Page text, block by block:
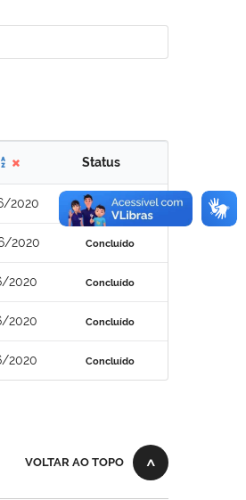
Status
2020 Concluído
2020 Concluído
2020 Concluído
2020 Concluído
2020 Concluído
VOLTAR AO TOPO